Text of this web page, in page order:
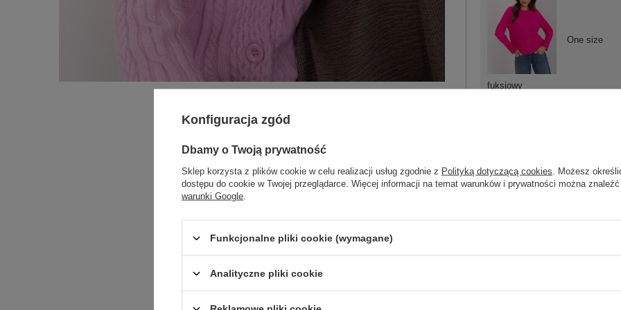
fuksjowy
One size
One size
Konfiguracja zgód
Dbamy o Twoją prywatność
Sklep korzysta z plików cookie w celu realizacji usług zgodnie z Polityką dotyczącą cookies . Możesz
dostępu do cookie w Twojej przeglądarce. Więcej informacji na temat warunków i prywatności można
warunki Google
Funkcjonalne pliki cookie (wymagane)
Analityczne pliki cookie